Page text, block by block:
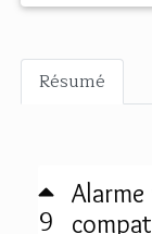
Résumé
9